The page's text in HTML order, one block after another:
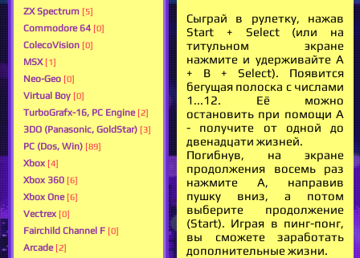
ZX Spectrum [5]
Commodore 64 [0]
ColecoVision [0]
MSX [1]
Neo-Geo [0]
Virtual Boy [0]
TurboGrafx-16, PC Engine [2]
3DO (Panasonic, GoldStar) [3]
PC (Dos, Win) [89]
Xbox [4]
Xbox 360 [6]
Xbox One [6]
Vectrex [0]
Fairchild Channel F [0]
Arcade [2]
Сыграй в рулетку, нажав
Start + Select (или на
титульном экране
нажмите и удерживайте А
+ В + Select). Появится
бегущая полоска с числами
1...12. Её можно
остановить при помощи А
- получите от одной до
двенадцати жизней.
Погибнув, на экране
продолжения восемь раз
нажмите А, направив
пушку вниз, а потом
выберите продолжение
(Start). Играя в пинг-понг,
вы сможете заработать
дополнительные жизни.